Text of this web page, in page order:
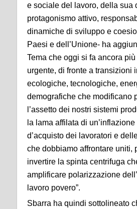
e sociale del lavoro, della sua
protagonismo attivo,
dinamiche di sviluppo e
Paesi e dell’Unione- ha
Tema che oggi si fa ancora
urgente, di fronte a transizioni
ecologiche, tecnologiche,
demografiche che modificano
l’assetto dei nostri sistemi
la lama affilata di
d’acquisto dei lavoratori e
che dobbiamo affrontare uniti,
invertire la spinta centrifuga
amplificare polarizzazione
lavoro povero”.
Sbarra ha quindi sottolineato